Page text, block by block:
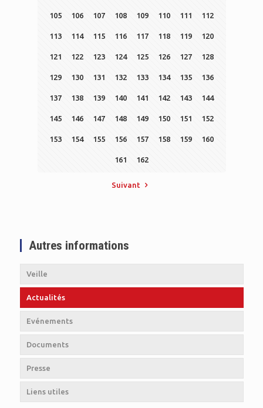
105 106 107 108 109 110 111 112
113 114 115 116 117 118 119 120
121 122 123 124 125 126 127 128
129 130 131 132 133 134 135 136
137 138 139 140 141 142 143 144
145 146 147 148 149 150 151 152
153 154 155 156 157 158 159 160
161 162
Suivant
Autres informations
Veille
Actualités
Evénements
Documents
Presse
Liens utiles